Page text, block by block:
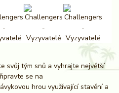
svůj tým snů a vyhrajte největší
se na
hrou využívající stavění a